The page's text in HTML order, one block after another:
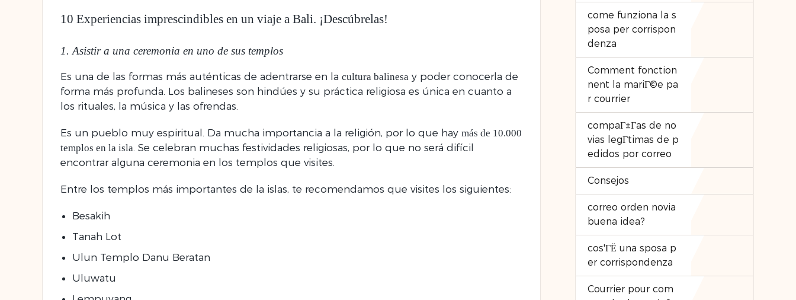
10 Experiencias imprescindibles en un viaje a Bali. ¡Descúbrelas!
1. Asistir a una ceremonia en uno de sus templos
Es una de las formas más auténticas de adentrarse en la cultura balinesa y poder conocerla de
forma más profunda. Los balineses son hindúes y su práctica religiosa es única en cuanto a
los rituales, la música y las ofrendas.
Es un pueblo muy espiritual. Da mucha importancia a la religión, por lo que hay más de 10.000
templos en la isla. Se celebran muchas festividades religiosas, por lo que no será difícil
encontrar alguna ceremonia en los templos que visites.
Entre los templos más importantes de la islas, te recomendamos que visites los siguientes:
Besakih
Tanah Lot
Ulun Templo Danu Beratan
Uluwatu
come funziona la s
posa per corrispon
denza
Comment fonction
nent la mariГ©e pa
r courrier
compaГ±Г­as de no
vias legГ­timas de p
edidos por correo
Consejos
correo orden novia
buena idea?
cos'ГЁ una sposa p
er corrispondenza
Courrier pour com